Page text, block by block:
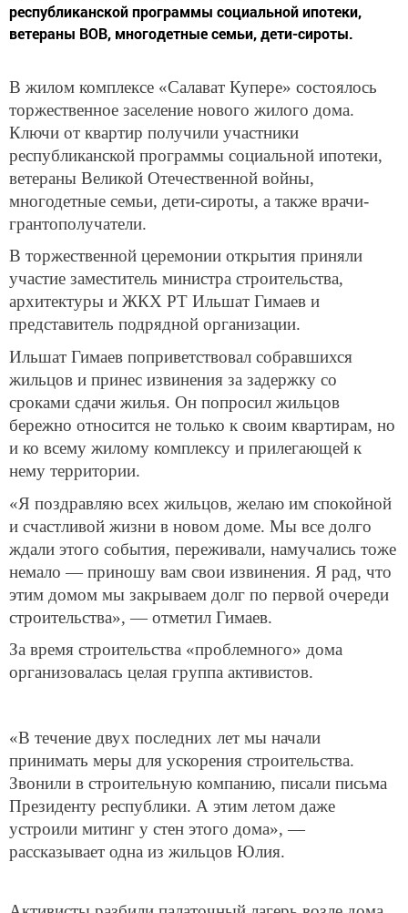
республиканской программы социальной ипотеки,
ветераны ВОВ, многодетные семьи, дети-сироты.
В жилом комплексе «Салават Купере» состоялось
торжественное заселение нового жилого дома.
Ключи от квартир получили участники
республиканской программы социальной ипотеки,
ветераны Великой Отечественной войны,
многодетные семьи, дети-сироты, а также врачи-
грантополучатели.
В торжественной церемонии открытия приняли
участие заместитель министра строительства,
архитектуры и ЖКХ РТ Ильшат Гимаев и
представитель подрядной организации.
Ильшат Гимаев поприветствовал собравшихся
жильцов и принес извинения за задержку со
сроками сдачи жилья. Он попросил жильцов
бережно относится не только к своим квартирам, но
и ко всему жилому комплексу и прилегающей к
нему территории.
«Я поздравляю всех жильцов, желаю им спокойной
и счастливой жизни в новом доме. Мы все долго
ждали этого события, переживали, намучались тоже
немало — приношу вам свои извинения. Я рад, что
этим домом мы закрываем долг по первой очереди
строительства», — отметил Гимаев.
За время строительства «проблемного» дома
организовалась целая группа активистов.
«В течение двух последних лет мы начали
принимать меры для ускорения строительства.
Звонили в строительную компанию, писали письма
Президенту республики. А этим летом даже
устроили митинг у стен этого дома», —
рассказывает одна из жильцов Юлия.